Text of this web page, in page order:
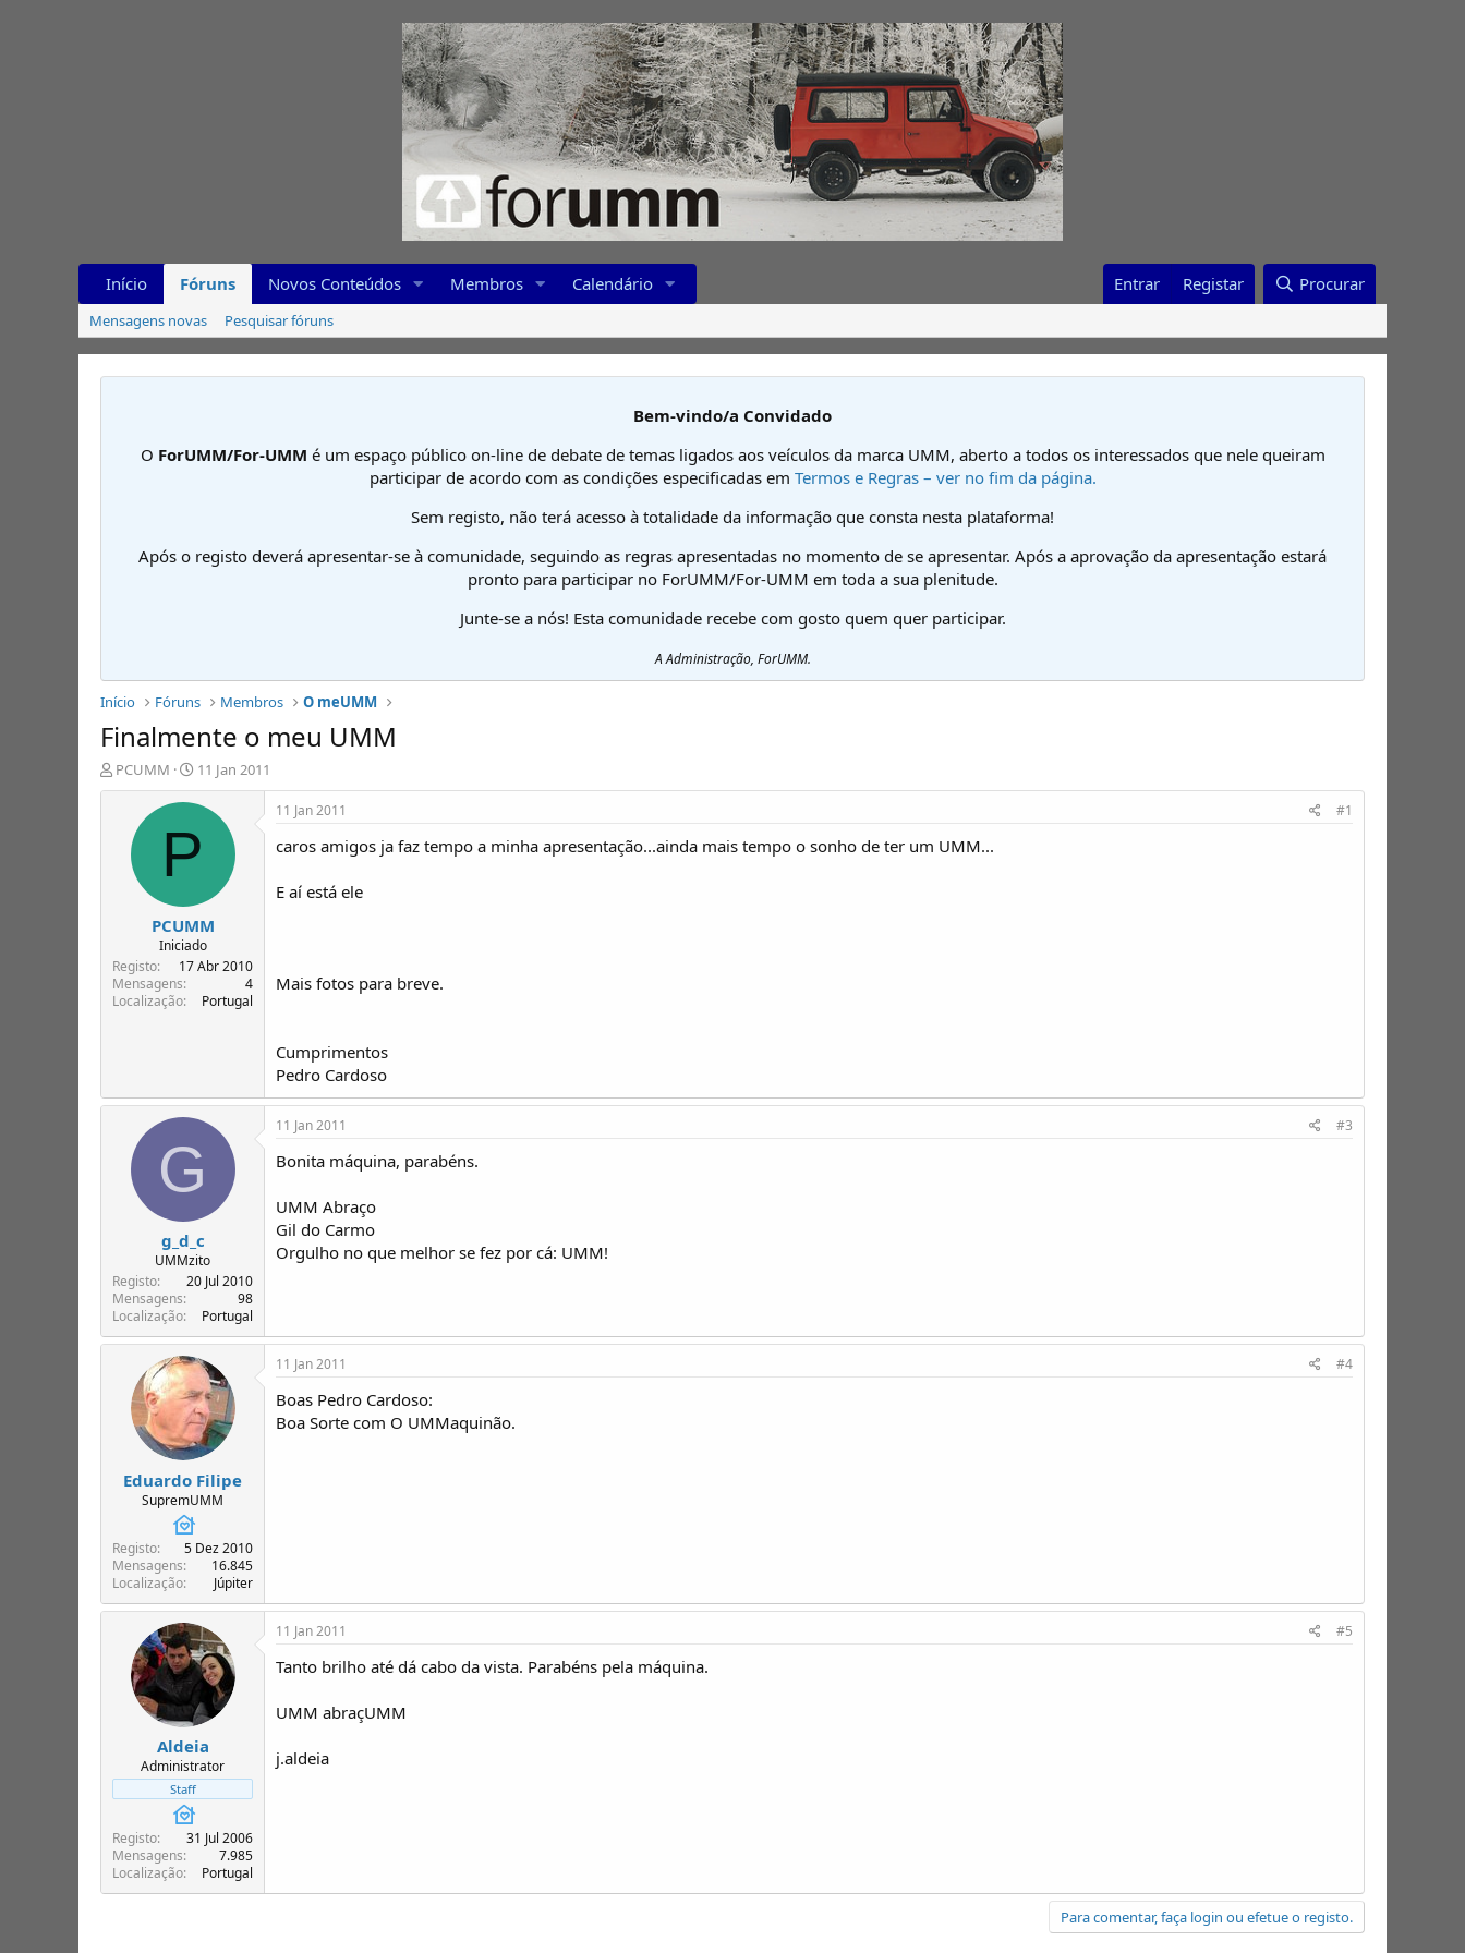
Início Fóruns Novos Conteúdos Membros Calendário Entrar Registar Procurar
Mensagens novas Pesquisar fóruns
Bem-vindo/a Convidado
O ForUMM/For-UMM é um espaço público on-line de debate de temas ligados aos veículos da marca UMM, aberto a todos os interessados que nele queiram
participar de acordo com as condições especificadas em Termos e Regras – ver no fim da página.
Sem registo, não terá acesso à totalidade da informação que consta nesta plataforma!
Após o registo deverá apresentar-se à comunidade, seguindo as regras apresentadas no momento de se apresentar. Após a aprovação da apresentação estará
pronto para participar no ForUMM/For-UMM em toda a sua plenitude.
Junte-se a nós! Esta comunidade recebe com gosto quem quer participar.
A Administração, ForUMM.
Início Fóruns Membros O meUMM
Finalmente o meu UMM
I
n
e
T
ó
s
PCUMM
D
a
t
d
n
í
c
i
11 Jan 2011
P
PCUMM
Iniciado
Registo
17 Abr 2010
Mensagens
4
Localização
Portugal
11 Jan 2011 #1
caros amigos ja faz tempo a minha apresentação...ainda mais tempo o sonho de ter um UMM...
E aí está ele
Mais fotos para breve.
Cumprimentos
Pedro Cardoso
G
g_d_c
UMMzito
Registo
20 Jul 2010
Mensagens
98
Localização
Portugal
11 Jan 2011 #3
Bonita máquina, parabéns.
UMM Abraço
Gil do Carmo
Orgulho no que melhor se fez por cá: UMM!
Eduardo Filipe
SupremUMM
Registo
5 Dez 2010
Mensagens
16.845
Localização
Júpiter
11 Jan 2011 #4
Boas Pedro Cardoso:
Boa Sorte com O UMMaquinão.
Aldeia
Administrator
Staff
Registo
31 Jul 2006
Mensagens
7.985
Localização
Portugal
11 Jan 2011 #5
Tanto brilho até dá cabo da vista. Parabéns pela máquina.
UMM abraçUMM
j.aldeia
Para comentar, faça login ou efetue o registo.